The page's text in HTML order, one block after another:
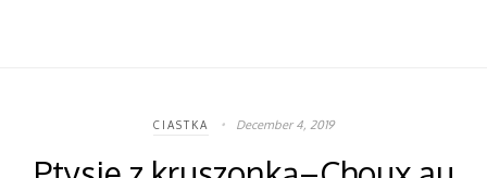
CIASTKA December 4, 2019